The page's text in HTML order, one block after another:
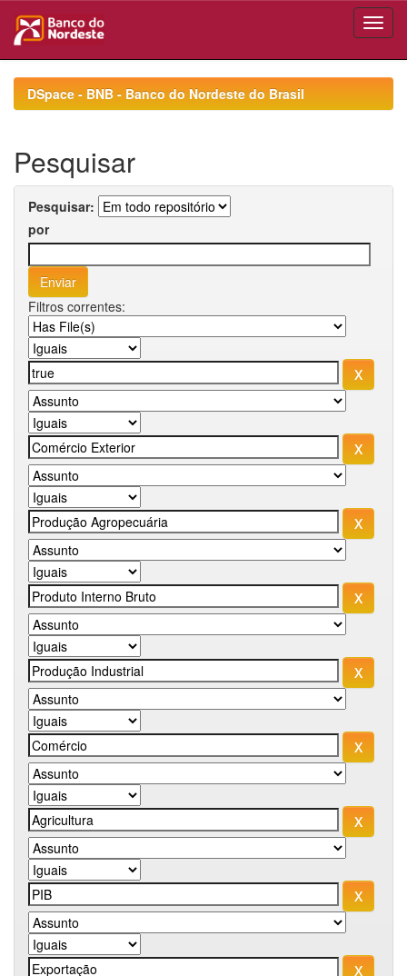
navigationDSpace - BNB - Banco do Nordeste do Brasil
Pesquisar
Pesquisar:
por
Filtros correntes: